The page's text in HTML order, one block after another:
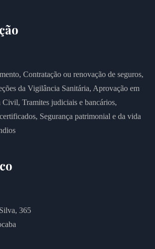
Contratação ou renovação de seguros,
da Vigilância Sanitária, Aprovação em
Civil,Tramites judiciais e bancários,
Segurança patrimonial e da vida
365